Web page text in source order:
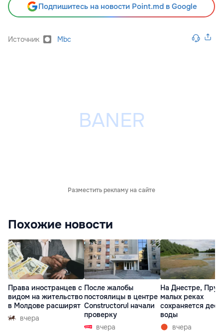
Подпишитесь на новости Point.md в Google
Источник Mbc
Разместить рекламу на сайте
Похожие новости
Права иностранцев с
видом на жительство
в Молдове расширят
вчера
После жалобы
постоялицы в центре
Constructorul начали
проверку
вчера
На Днестре,
малых реках
сохраняется
воды
вчера